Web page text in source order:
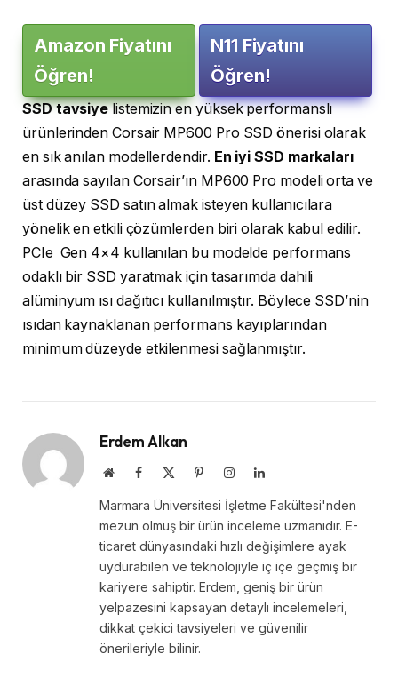
Amazon Fiyatını
Öğren!
N11 Fiyatını
Öğren!
SSD tavsiyelistemizin en yüksek performanslı
ürünlerinden Corsair MP600 Pro SSD önerisi olarak
en sık anılan modellerdendir. En iyi SSD markaları
arasında sayılan Corsair’ın MP600 Pro modeli orta ve
üst düzey SSD satın almak isteyen kullanıcılara
yönelik en etkili çözümlerden biri olarak kabul edilir.
PCIe Gen 4×4 kullanılan bu modelde performans
odaklı bir SSD yaratmak için tasarımda dahili
alüminyum ısı dağıtıcı kullanılmıştır. Böylece SSD’nin
ısıdan kaynaklanan performans kayıplarından
minimum düzeyde etkilenmesi sağlanmıştır.
Erdem Alkan
WebsiteFacebook PinterestInstagramLinkedIn
Marmara Üniversitesi İşletme Fakültesi'nden
mezun olmuş bir ürün inceleme uzmanıdır. E-
ticaret dünyasındaki hızlı değişimlere ayak
uydurabilen ve teknolojiyle iç içe geçmiş bir
kariyere sahiptir. Erdem, geniş bir ürün
yelpazesini kapsayan detaylı incelemeleri,
dikkat çekici tavsiyeleri ve güvenilir
önerileriyle bilinir.